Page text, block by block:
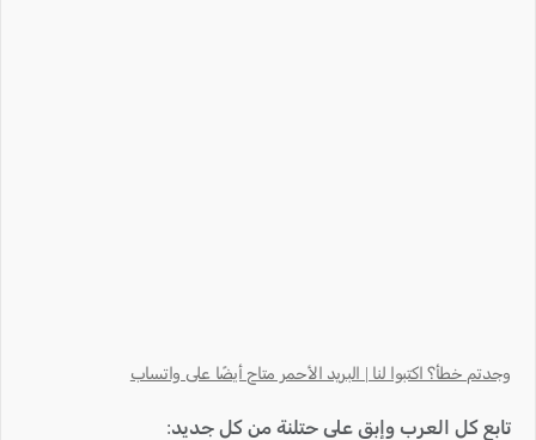
وجدتم خطأ؟ اكتبوا لنا | البريد الأحمر متاح أيضًا على واتساب
تابع كل العرب وإبق على حتلنة من كل جديد: